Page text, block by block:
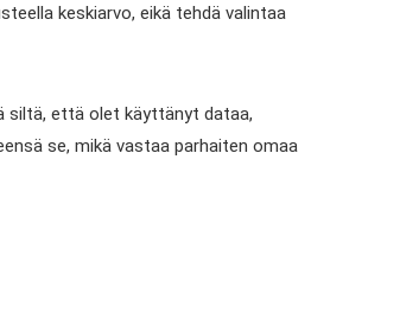
keskiarvo, eikä tehdä valintaa
siltä, että olet käyttänyt dataa,
se, mikä vastaa parhaiten omaa